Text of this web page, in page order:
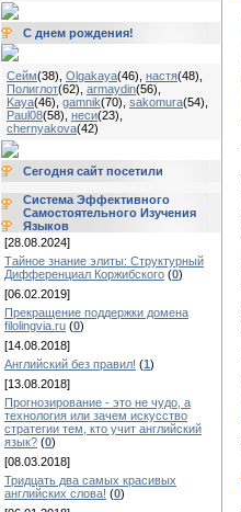
С днем рождения!
Сейм(38) Olgakaya(46) настя(48)
Полиглот(62) armaydin(56)
Kaya(46) gamnik(70) sakomura(54)
Paul08(58) неси(23)
chernyakova(42)
Сегодня сайт посетили
Система Эффективного
Самостоятельного Изучения
Языков
[28.08.2024]
Тайное знание элиты: Структурный
Дифференциал Коржибского (0)
[06.02.2019]
Прекращение поддержки домена
filolingvia.ru (0)
[14.08.2018]
Английский без правил! (1)
[13.08.2018]
Прогнозирование - это не чудо, а
технология или зачем искусство
стратегии тем, кто учит английский
язык? (0)
[08.03.2018]
Тридцать два самых красивых
английских слова! (0)